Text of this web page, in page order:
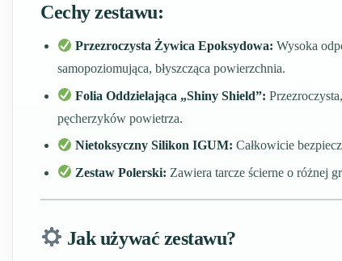
Cechy zestawu:
Przezroczysta Żywica Epoksydowa: Wysoka
samopoziomująca, błyszcząca powierzchnia.
Folia Oddzielająca „Shiny Shield”:
pęcherzyków powietrza.
Nietoksyczny Silikon IGUM: Całkowicie
Zestaw Polerski: Zawiera tarcze ścierne o różnej
Jak używać zestawu?